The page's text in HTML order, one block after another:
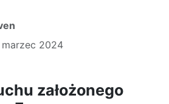
2024
założonego